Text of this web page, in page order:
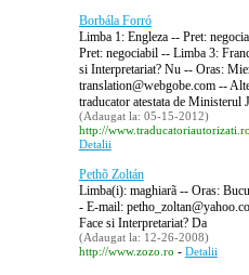
Borbála Forró
Limba 1: Engleza -- Pret:
Pret: negociabil -- Limba 3:
si Interpretariat? Nu -- Oras:
translation@webgobe.com --
traducator atestata de Ministerul
(Adaugat la: 05-15-2012)
http://
Detalii
Pethõ Zoltán
Limba(i): maghiarã -- Oras:
- E-mail:
Face si Interpretariat? Da
(Adaugat la: 12-26-2008)
http://www.zozo.ro - Detalii